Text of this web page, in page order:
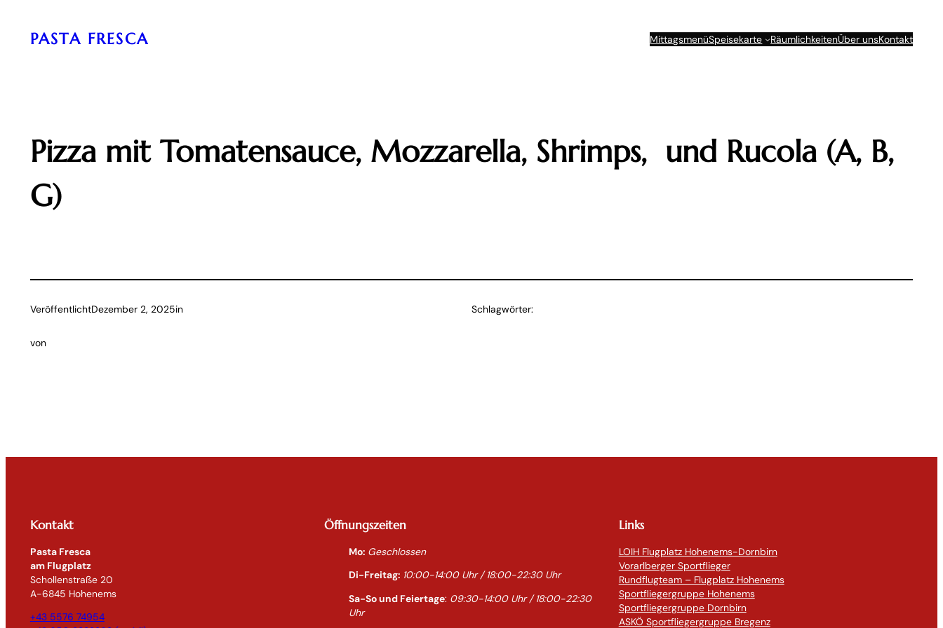
InhaltPASTA FRESCA MittagsmenüSpeisekarte RäumlichkeitenÜber unsKontakt
Pizza mit Tomatensauce, Mozzarella, Shrimps, und Rucola (A, B,
G)
VeröffentlichtDezember 2, 2025in
von
Schlagwörter:
Kontakt
Pasta Fresca
am Flugplatz
Schollenstraße 20
A-6845 Hohenems
+43 5576 74954
Öffnungszeiten
Mo: Geschlossen
Di-Freitag: 10:00-14:00 Uhr / 18:00-22:30Uhr
Sa-So und Feiertage: 09:30-14:00 Uhr / 18:00-22:30
Uhr
Links
LOIH Flugplatz Hohenems-Dornbirn
Vorarlberger Sportflieger
Rundflugteam – Flugplatz Hohenems
Sportfliegergruppe Hohenems
Sportfliegergruppe Dornbirn
ASKÖ Sportfliegergruppe Bregenz